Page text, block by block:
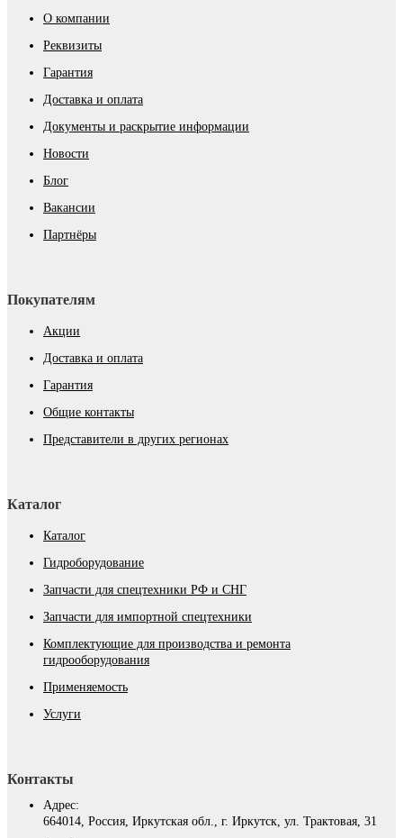
О компании
Реквизиты
Гарантия
Доставка и оплата
Документы и раскрытие информации
Новости
Блог
Вакансии
Партнёры
Покупателям
Акции
Доставка и оплата
Гарантия
Общие контакты
Представители в других регионах
Каталог
Каталог
Гидроборудование
Запчасти для спецтехники РФ и СНГ
Запчасти для импортной спецтехники
Комплектующие для производства и ремонта
гидрооборудования
Применяемость
Услуги
Контакты
Адрес:
664014, Россия, Иркутская обл., г. Иркутск, ул. Трактовая, 31